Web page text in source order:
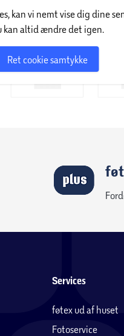
kontrol til at skabe
der giver dig
du tørre dit hår til at
kan vi nemt vise dig dine
kan altid ændre det igen.
Ret cookie samtykke
Services
føtex ud af huset
Fotoservice